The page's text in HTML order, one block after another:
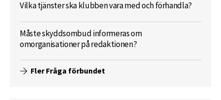
Vilka tjänster ska klubben vara med och förhandla?
Måste skyddsombud informeras om
omorganisationer på redaktionen?
Fler Fråga förbundet